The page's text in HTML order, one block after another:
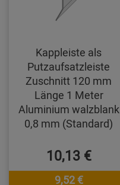
Kappleiste als
Putzaufsatzleiste
Zuschnitt 120 mm
Länge 1 Meter
Aluminium walzblank
0,8 mm (Standard)
10,13 €
9,52 €